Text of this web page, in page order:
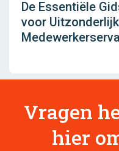
De Essentiële
voor
Vragen
hier